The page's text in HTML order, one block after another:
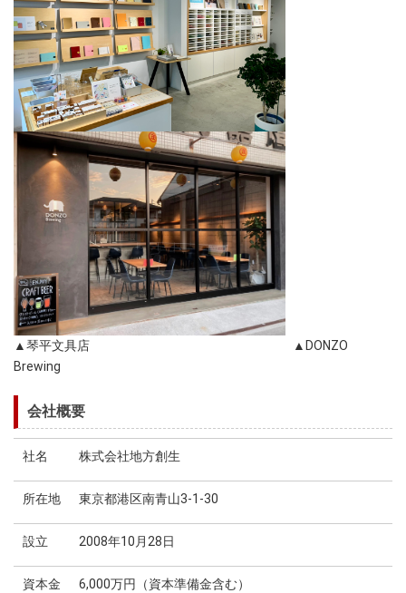
▲琴平文具店 ▲DONZO
Brewing
会社概要
社名 株式会社地方創生
所在地 東京都港区南青山3-1-30
設立 2008年10月28日
資本金 6,000万円（資本準備金含む）